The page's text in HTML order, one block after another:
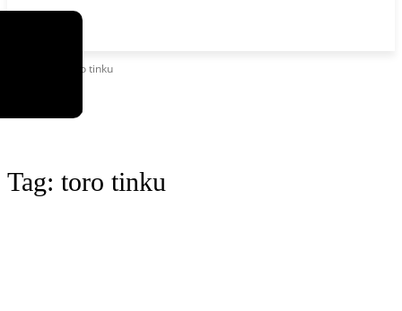
Toro tinku
Tag: toro tinku